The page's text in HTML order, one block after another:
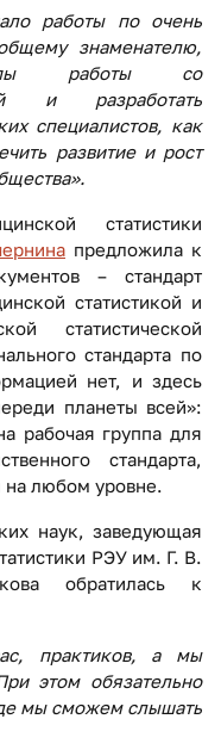
работы по очень
знаменателю,
работы со
и разработать
специалистов, как
развитие и рост
статистики
предложила к
– стандарт
статистикой и
статистической
стандарта по
нет, и здесь
планеты всей»:
рабочая группа для
стандарта,
на любом уровне.
наук, заведующая
РЭУ им. Г. В.
обратилась к
практиков, а мы
этом обязательно
мы сможем слышать